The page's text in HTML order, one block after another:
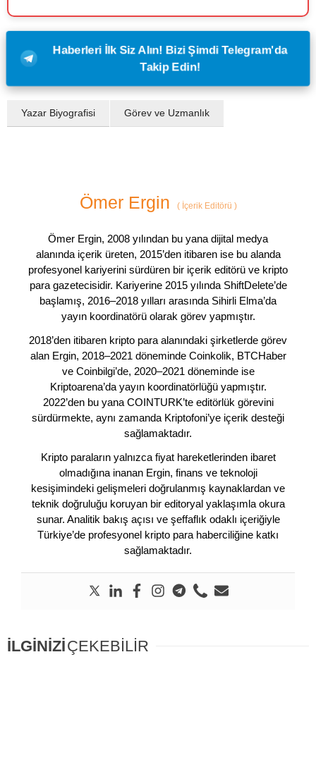
Haberleri İlk Siz Alın! Bizi Şimdi Telegram'da
Takip Edin!
Yazar Biyografisi Görev ve Uzmanlık
Ömer Ergin (İçerik Editörü )
Ömer Ergin, 2008 yılından bu yana dijital medya
alanında içerik üreten, 2015’den itibaren ise bu alanda
profesyonel kariyerini sürdüren bir içerik editörü ve kripto
para gazetecisidir. Kariyerine 2015 yılında ShiftDelete’de
başlamış, 2016–2018 yılları arasında Sihirli Elma’da
yayın koordinatörü olarak görev yapmıştır.
2018’den itibaren kripto para alanındaki şirketlerde görev
alan Ergin, 2018–2021 döneminde Coinkolik, BTCHaber
ve Coinbilgi’de, 2020–2021 döneminde ise
Kriptoarena’da yayın koordinatörlüğü yapmıştır.
2022’den bu yana COINTURK’te editörlük görevini
sürdürmekte, aynı zamanda Kriptofoni’ye içerik desteği
sağlamaktadır.
Kripto paraların yalnızca fiyat hareketlerinden ibaret
olmadığına inanan Ergin, finans ve teknoloji
kesişimindeki gelişmeleri doğrulanmış kaynaklardan ve
teknik doğruluğu koruyan bir editoryal yaklaşımla okura
sunar. Analitik bakış açısı ve şeffaflık odaklı içeriğiyle
Türkiye’de profesyonel kripto para haberciliğine katkı
sağlamaktadır.
İLGİNİZİÇEKEBİLİR